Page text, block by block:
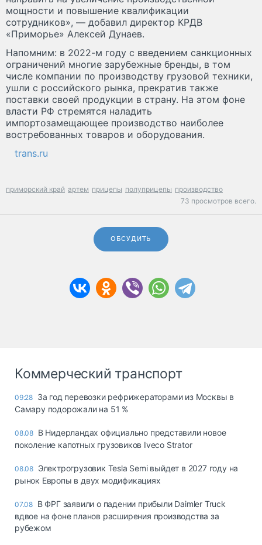
мощности и повышение квалификации
сотрудников», — добавил директор КРДВ
«Приморье» Алексей Дунаев.
Напомним: в 2022-м году с введением санкционных
ограничений многие зарубежные бренды, в том
числе компании по производству грузовой техники,
ушли с российского рынка, прекратив также
поставки своей продукции в страну. На этом фоне
власти РФ стремятся наладить
импортозамещающее производство наиболее
востребованных товаров и оборудования.
trans.ru
приморский край артем прицепы полуприцепы производство
73 просмотров всего.
ОБСУДИТЬ
Коммерческий транспорт
09:28 За год перевозки рефрижераторами из Москвы в
Самару подорожали на 51 %
08.08 В Нидерландах официально представили новое
поколение капотных грузовиков Iveco Strator
08.08 Электрогрузовик Tesla Semi выйдет в 2027 году на
рынок Европы в двух модификациях
07.08 В ФРГ заявили о падении прибыли Daimler Truck
вдвое на фоне планов расширения производства за
рубежом